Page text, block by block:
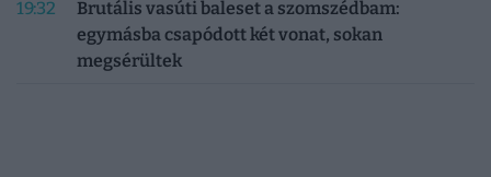
19:32
Brutális vasúti baleset a szomszédbam:
egymásba csapódott két vonat, sokan
megsérültek